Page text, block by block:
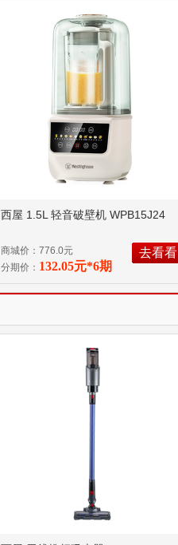
西屋 1.5L 轻音破壁机 WPB15J24
商城价：776.0元
分期价： 132.05元*6期
去看看